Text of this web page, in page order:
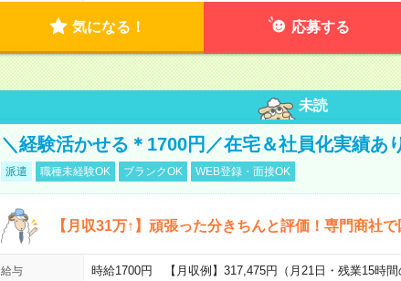
気になる！ 応募する
未読
＼経験活かせる＊1700円／在宅＆社員化実績あ
派遣 職種未経験OK ブランクOK WEB登録・面接OK
【月収31万↑】頑張った分きちんと評価！専門商社
給与 時給1700円 【月収例】317,475円（月21日・残業15時間